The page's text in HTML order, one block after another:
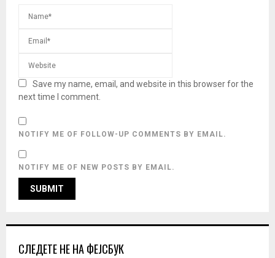
Save my name, email, and website in this browser for the
next time I comment.
NOTIFY ME OF FOLLOW-UP COMMENTS BY EMAIL.
NOTIFY ME OF NEW POSTS BY EMAIL.
СЛЕДЕТЕ НЕ НА ФЕЈСБУК